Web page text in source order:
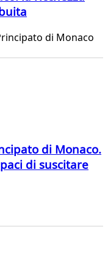
di Monaco
di Monaco.
di suscitare